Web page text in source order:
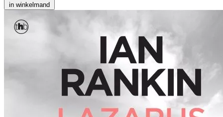
in winkelmand